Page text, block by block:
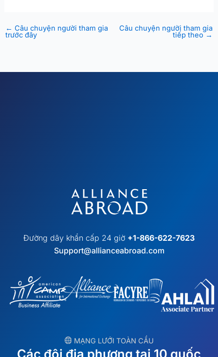
← Câu chuyện người tham gia
trước đây
Câu chuyện người tham gia
tiếp theo→
Đường dây khẩn cấp 24 giờ +1-866-622-7623
Support@allianceabroad.com
︎ MẠNG LƯỚI TOÀN CẦU
Các đội địa phương tại 10 quốc